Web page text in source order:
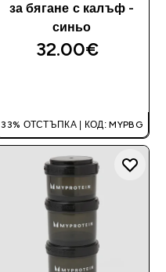
за бягане с калъф -
синьо
32.00€‎
33% ОТСТЪПКА | КОД: MYPBG